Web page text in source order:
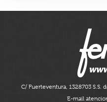
C/ Fuerteventura, 1328703 S.S.
E-mail